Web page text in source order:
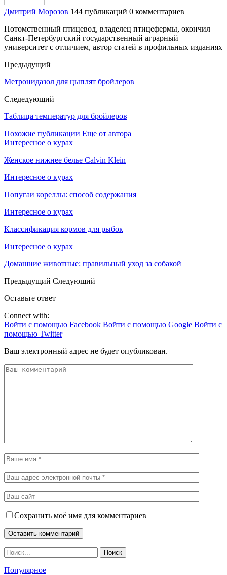
Дмитрий Морозов 144 публикаций 0 комментариев
Потомственный птицевод, владелец птицефермы, окончил
Санкт-Петербургский государственный аграрный
университет с отличием, автор статей в профильных изданиях
Предыдущий
Метронидазол для цыплят бройлеров
Следедующий
Таблица температур для бройлеров
Похожие публикации Еще от автора
Интересное о курах
Женское нижнее белье Calvin Klein
Интересное о курах
Попугаи кореллы: способ содержания
Интересное о курах
Классификация кормов для рыбок
Интересное о курах
Домашние животные: правильный уход за собакой
Предыдущий Следующий
Оставьте ответ
Connect with:
Войти с помощью Facebook Войти с помощью Google Войти с
помощью Twitter
Ваш электронный адрес не будет опубликован.
Сохранить моё имя для комментариев
Популярное